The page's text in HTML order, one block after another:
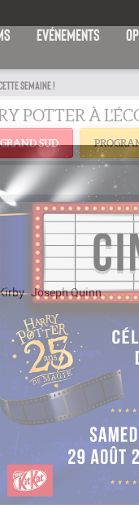
EVÉNEMENTS
SEMAINE !
SUD
Joseph Quinn